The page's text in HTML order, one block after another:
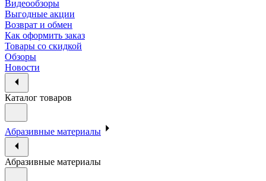
Видеообзоры
Выгодные акции
Возврат и обмен
Как оформить заказ
Товары со скидкой
Обзоры
Новости
Каталог товаров
Абразивные материалы
Абразивные материалы